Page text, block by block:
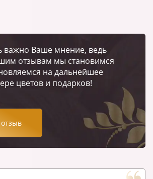
важно Ваше мнение, ведь
отзывам мы становимся
на дальнейшее
цветов и подарков!